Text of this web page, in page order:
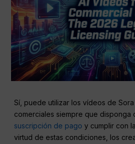
Sí, puede utilizar los vídeos de
comerciales siempre que disponga
suscripción de pago y cumplir con la
virtud de estas condiciones, los